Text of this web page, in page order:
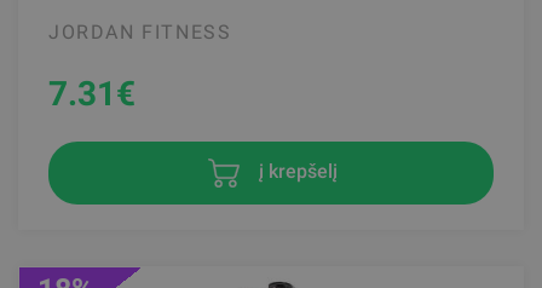
JORDAN FITNESS
7.31€
į krepšelį